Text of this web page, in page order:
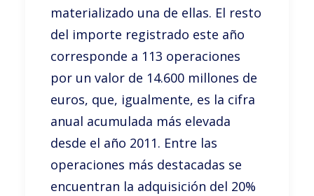
materializado una de ellas. El resto
del importe registrado este año
corresponde a 113 operaciones
por un valor de 14.600 millones de
euros, que, igualmente, es la cifra
anual acumulada más elevada
desde el año 2011. Entre las
operaciones más destacadas se
encuentran la adquisición del 20%